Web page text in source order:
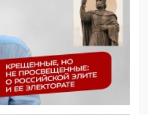
Минцифры намерено
право
социальные объекты от
от борца с
контентом